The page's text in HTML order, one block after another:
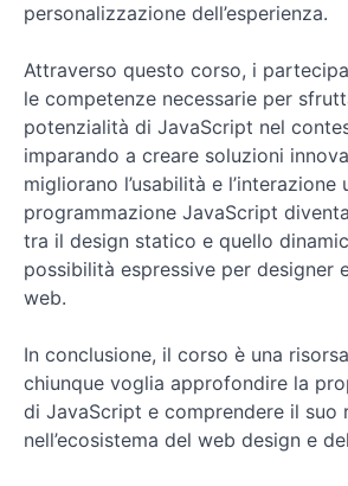
personalizzazione dell’esperienza.
Attraverso questo corso, i
le competenze necessarie per
potenzialità di JavaScript nel
imparando a creare soluzioni
migliorano l’usabilità e l’interazione
programmazione JavaScript
tra il design statico e quello
possibilità espressive per designer
web.
In conclusione, il corso è una
chiunque voglia approfondire la
di JavaScript e comprendere il suo
nell’ecosistema del web design e